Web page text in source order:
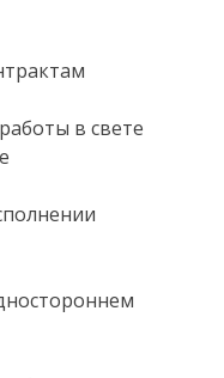
в свете